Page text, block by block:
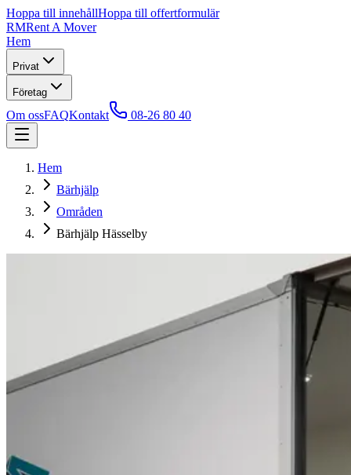
Hoppa till innehållHoppa till offertformulär
RMRent A Mover
Hem
Privat
Företag
Om ossFAQKontakt 08-26 80 40
Hem
Bärhjälp
Områden
Bärhjälp Hässelby